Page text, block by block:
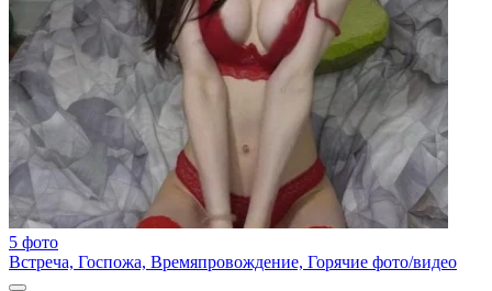
5 фото
Встреча, Госпожа, Времяпровождение, Горячие фото/видео